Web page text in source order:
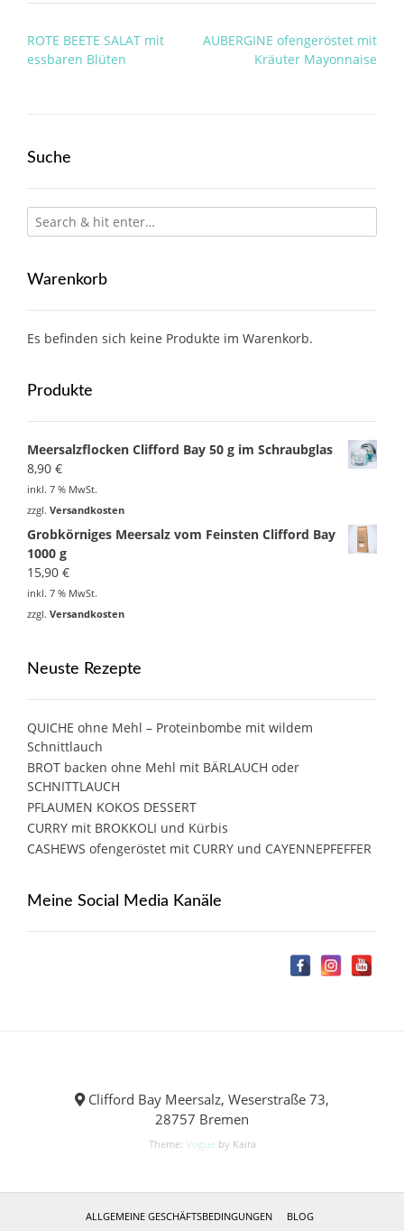
Post
navigation
ROTE BEETE SALAT mit
essbaren Blüten
AUBERGINE ofengeröstet mit
Kräuter Mayonnaise
Suche
Warenkorb
Es befinden sich keine Produkte im Warenkorb.
Produkte
Meersalzflocken Clifford Bay 50 g im Schraubglas
8,90 €
inkl. 7 % MwSt.
zzgl. Versandkosten
Grobkörniges Meersalz vom Feinsten Clifford Bay
1000 g
15,90 €
inkl. 7 % MwSt.
zzgl. Versandkosten
Neuste Rezepte
QUICHE ohne Mehl – Proteinbombe mit wildem
Schnittlauch
BROT backen ohne Mehl mit BÄRLAUCH oder
SCHNITTLAUCH
PFLAUMEN KOKOS DESSERT
CURRY mit BROKKOLI und Kürbis
CASHEWS ofengeröstet mit CURRY und CAYENNEPFEFFER
Meine Social Media Kanäle
Clifford Bay Meersalz, Weserstraße 73,
28757 Bremen
Theme: Vogue by Kaira
ALLGEMEINE GESCHÄFTSBEDINGUNGEN BLOG